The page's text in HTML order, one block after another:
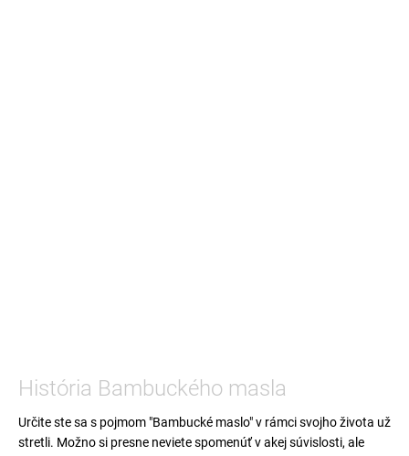
História Bambuckého masla
Určite ste sa s pojmom "Bambucké maslo" v rámci svojho života už
stretli. Možno si presne neviete spomenúť v akej súvislosti, ale